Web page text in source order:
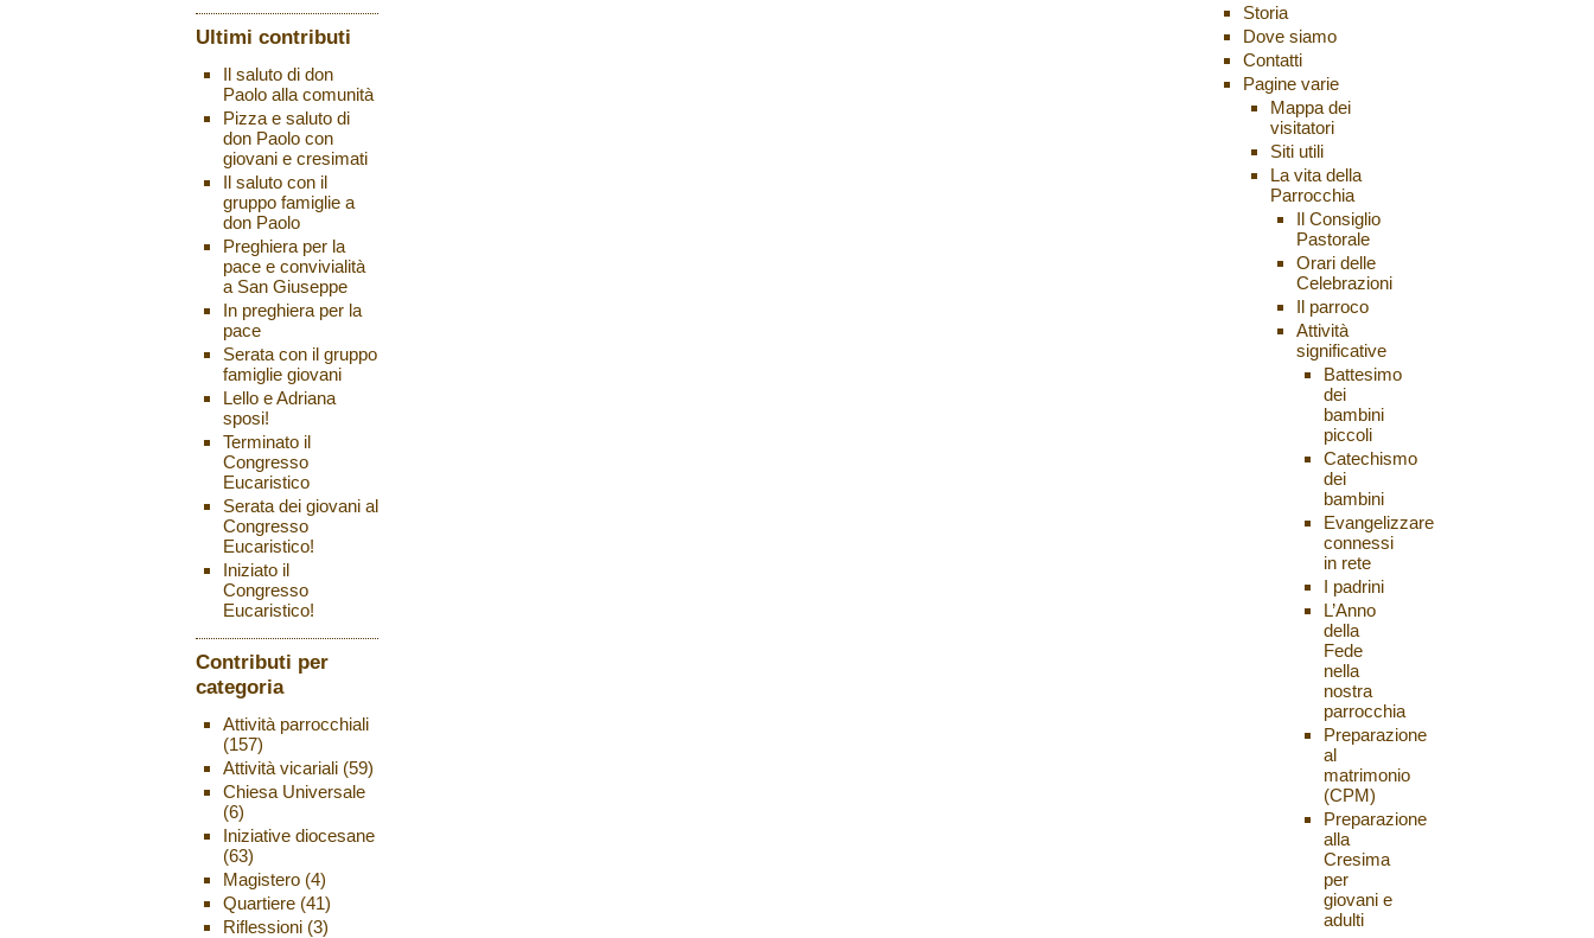
Ultimi contributi
Il saluto di don
Paolo alla comunità
Pizza e saluto di
don Paolo con
giovani e cresimati
Il saluto con il
gruppo famiglie a
don Paolo
Preghiera per la
pace e convivialità
a San Giuseppe
In preghiera per la
pace
Serata con il gruppo
famiglie giovani
Lello e Adriana
sposi!
Terminato il
Congresso
Eucaristico
Serata dei giovani al
Congresso
Eucaristico!
Iniziato il
Congresso
Eucaristico!
Contributi per
categoria
Attività parrocchiali
(157)
Attività vicariali(59)
Chiesa Universale
(6)
Iniziative diocesane
(63)
Magistero(4)
Quartiere(41)
Riflessioni(3)
Storia
Dove siamo
Contatti
Pagine varie
Mappa dei
visitatori
Siti utili
La vita della
Parrocchia
Il Consiglio
Pastorale
Orari delle
Celebrazioni
Il parroco
Attività
significative
Battesimo
dei
bambini
piccoli
Catechismo
dei
bambini
Evangelizzare
connessi
in rete
I padrini
L’Anno
della
Fede
nella
nostra
parrocchia
Preparazione
al
matrimonio
(CPM)
Preparazione
alla
Cresima
per
giovani e
adulti